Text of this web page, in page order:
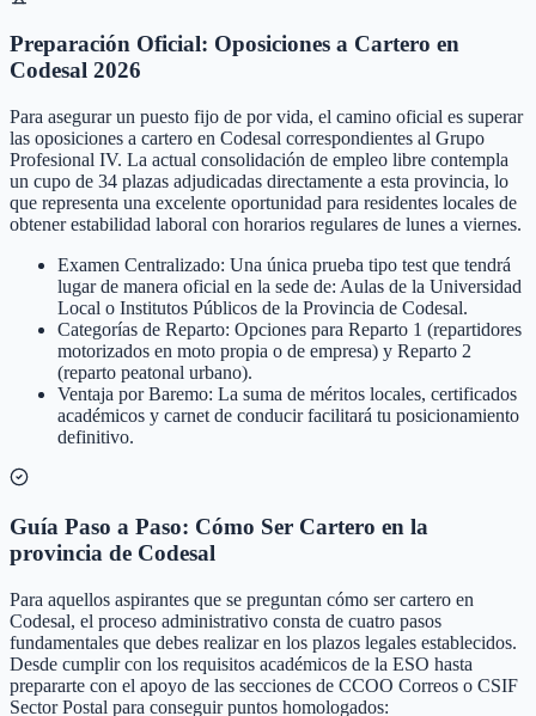
Preparación Oficial: Oposiciones a Cartero en
Codesal 2026
Para asegurar un puesto fijo de por vida, el camino oficial es superar
las oposiciones a cartero en Codesal correspondientes al Grupo
Profesional IV. La actual consolidación de empleo libre contempla
un cupo de 34 plazas adjudicadas directamente a esta provincia, lo
que representa una excelente oportunidad para residentes locales de
obtener estabilidad laboral con horarios regulares de lunes a viernes.
Examen Centralizado: Una única prueba tipo test que tendrá
lugar de manera oficial en la sede de: Aulas de la Universidad
Local o Institutos Públicos de la Provincia de Codesal.
Categorías de Reparto: Opciones para Reparto 1 (repartidores
motorizados en moto propia o de empresa) y Reparto 2
(reparto peatonal urbano).
Ventaja por Baremo: La suma de méritos locales, certificados
académicos y carnet de conducir facilitará tu posicionamiento
definitivo.
Guía Paso a Paso: Cómo Ser Cartero en la
provincia de Codesal
Para aquellos aspirantes que se preguntan cómo ser cartero en
Codesal, el proceso administrativo consta de cuatro pasos
fundamentales que debes realizar en los plazos legales establecidos.
Desde cumplir con los requisitos académicos de la ESO hasta
prepararte con el apoyo de las secciones de CCOO Correos o CSIF
Sector Postal para conseguir puntos homologados: